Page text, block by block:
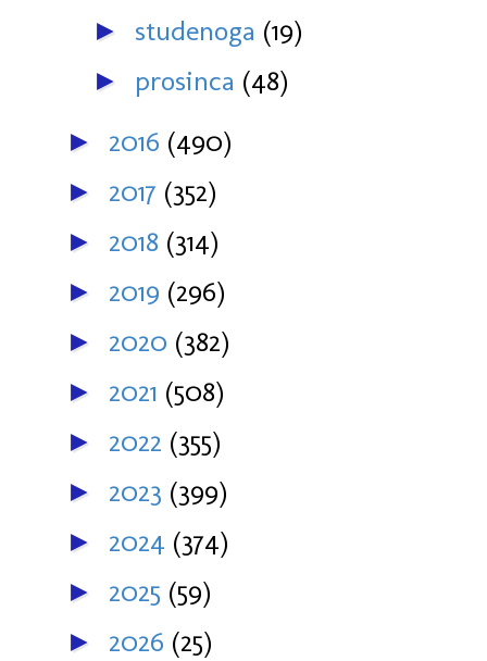
► studenoga (19)
► prosinca (48)
► 2016 (490)
► 2017 (352)
► 2018 (314)
► 2019 (296)
► 2020 (382)
► 2021 (508)
► 2022 (355)
► 2023 (399)
► 2024 (374)
► 2025 (59)
► 2026 (25)